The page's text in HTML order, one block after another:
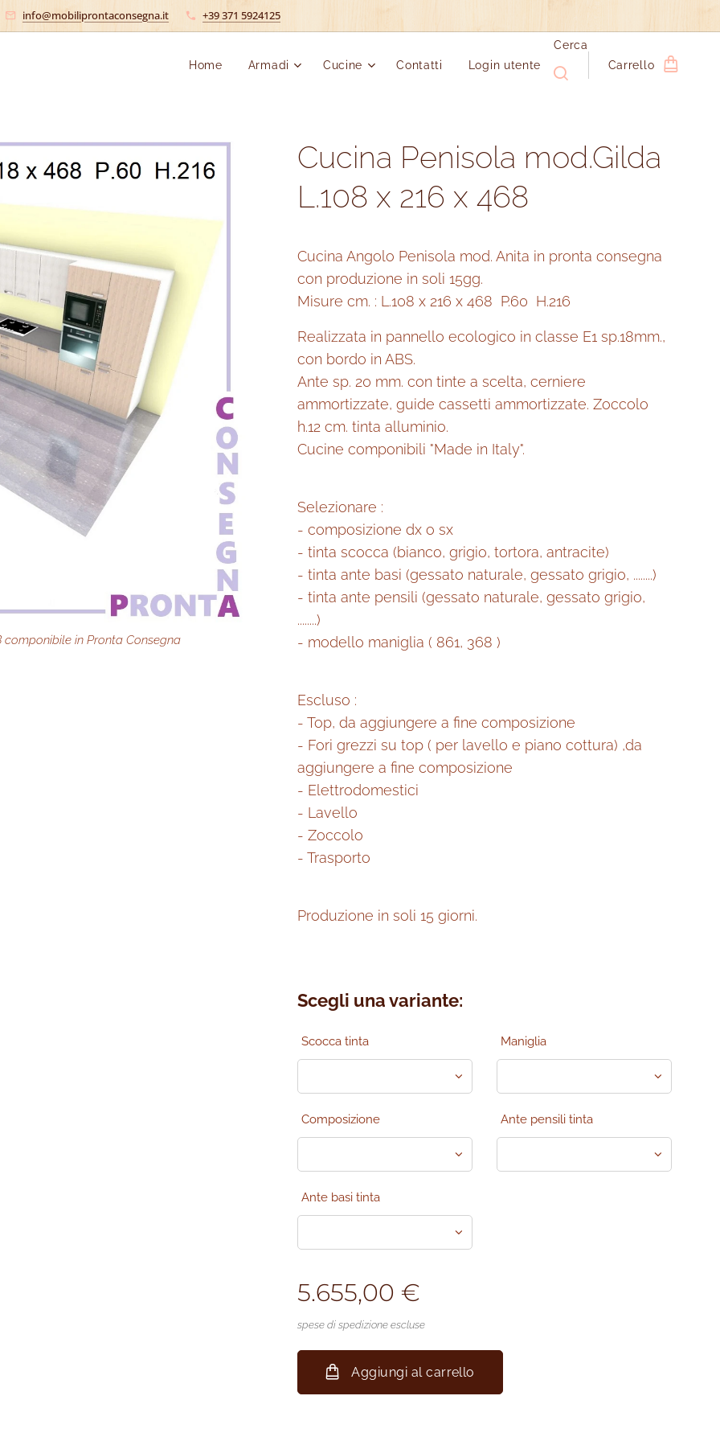
info@mobiliprontaconsegna.it +39 371 5924125
Home Armadi Cucine Contatti Login utente
Cerca
Carrello
Cucina Penisola mod.Gilda
L.108 x 216 x 468
componibile in Pronta Consegna
in Pronta Consegna
in Pronta Consegna
in Pronta Consegna
Cucina Angolo Penisola mod. Anita in pronta consegna
con produzione in soli 15gg.
Misure cm. : L.108 x 216 x 468 P.60 H.216
Realizzata in pannello ecologico in classe E1 sp.18mm.,
con bordo in ABS.
Ante sp. 20 mm. con tinte a scelta, cerniere
ammortizzate, guide cassetti ammortizzate. Zoccolo
h.12 cm. tinta alluminio.
Cucine componibili "Made in Italy".
Selezionare :
- composizione dx o sx
- tinta scocca (bianco, grigio, tortora, antracite)
- tinta ante basi (gessato naturale, gessato grigio, ........)
- tinta ante pensili (gessato naturale, gessato grigio,
........)
- modello maniglia ( 861, 368 )
Escluso :
- Top, da aggiungere a fine composizione
- Fori grezzi su top ( per lavello e piano cottura) ,da
aggiungere a fine composizione
- Elettrodomestici
- Lavello
- Zoccolo
- Trasporto
Produzione in soli 15 giorni.
Scegli una variante:
Scocca tinta Maniglia
Composizione Ante pensili tinta
Ante basi tinta
5.655,00 €
spese di spedizione escluse
Aggiungi al carrello